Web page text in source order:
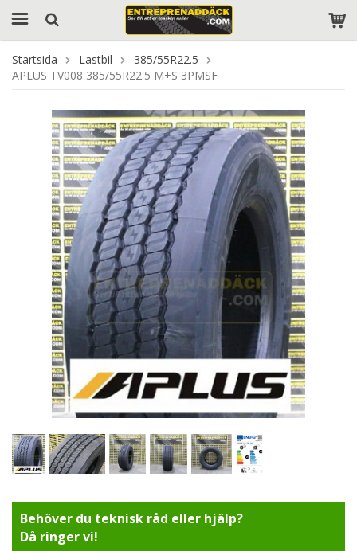
Startsida Lastbil
385/55R22.5
APLUS TV008 385/55R22.5 M+S 3PMSF
Behöver du teknisk råd eller hjälp?
Då ringer vi!